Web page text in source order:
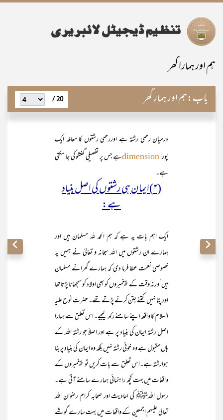
ہم اور ہمارا گھر
باب:ہم اور ہمار گھر 20 /
درمیان رحمی رشتہ ہے اوررحمی رشتوں کا معاملہ ایک
پوراdimensionہے جس پر تفصیلی گفتگو کی جا سکتی
ہے۔
(۴)ایمان ہی رشتوں کی اصل بنیاد
ہے:
ایک اہم بات یہ ہے کہ ہم الحمد للہ مسلمان ہیں اور
ہمارے ان رشتوں میں اللہ سبحانہ و تعالیٰ نے ہمیں یہ
خصوصی نعمت عطا فرما دی کہ ہمارے گھرانے مسلمان
ہیں‘ورنہ وقت کے پیغمبروں کو بھی اولاد کو سمجھانا پڑتا تھا
اور پتا نہیں کتنے جتن کرنے پڑتے تھے۔ حضرت نوح علیہ
السلام کا واقعہ اپنے سامنے رکھ لیجیے۔ اس تعلق سے ہمارا
اصل رشتہ ایمان کی بنیاد پر ہے اور اصلاً جو رشتہ اللہ کے
ہاں مقبول ہے وہ خونی رشتہ نہیں بلکہ وہ ایمان کی بنیاد پر بنا
ہوارشتہ ہے۔اس تعلق سے بات کریں تو پیغمبروں کے
واقعات میں بہت کچھ راہنمائی ہمارے سامنے آتی ہے۔
رسول اللہﷺ کی احادیث اور صحابہ کرام رضوان اللہ
تعالیٰ علیہم اجمعین کے واقعات میں بہت سارے گوشے